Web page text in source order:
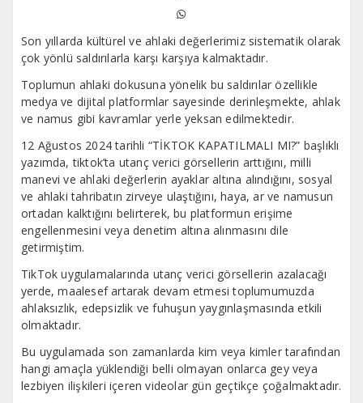
Son yıllarda kültürel ve ahlaki değerlerimiz sistematik olarak
çok yönlü saldırılarla karşı karşıya kalmaktadır.
Toplumun ahlaki dokusuna yönelik bu saldırılar özellikle
medya ve dijital platformlar sayesinde derinleşmekte, ahlak
ve namus gibi kavramlar yerle yeksan edilmektedir.
12 Ağustos 2024 tarihli “TİKTOK KAPATILMALI MI?” başlıklı
yazımda, tiktok’ta utanç verici görsellerin arttığını, milli
manevi ve ahlaki değerlerin ayaklar altına alındığını, sosyal
ve ahlaki tahribatın zirveye ulaştığını, haya, ar ve namusun
ortadan kalktığını belirterek, bu platformun erişime
engellenmesini veya denetim altına alınmasını dile
getirmiştim.
TikTok uygulamalarında utanç verici görsellerin azalacağı
yerde, maalesef artarak devam etmesi toplumumuzda
ahlaksızlık, edepsizlik ve fuhuşun yaygınlaşmasında etkili
olmaktadır.
Bu uygulamada son zamanlarda kim veya kimler tarafından
hangi amaçla yüklendiği belli olmayan onlarca gey veya
lezbiyen ilişkileri içeren videolar gün geçtikçe çoğalmaktadır.